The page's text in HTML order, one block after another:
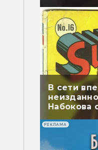
В сети
Набокова
перевели
РЕКЛАМА